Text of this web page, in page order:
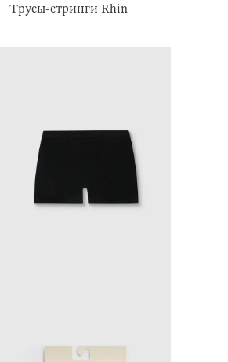
Трусы-стринги Rhin